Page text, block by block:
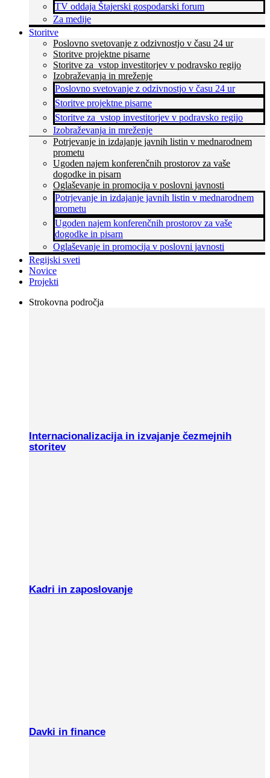
TV oddaja Štajerski gospodarski forum
Za medije
Storitve
Poslovno svetovanje z odzivnostjo v času 24 ur
Storitve projektne pisarne
Storitve za vstop investitorjev v podravsko regijo
Izobraževanja in mreženje
Poslovno svetovanje z odzivnostjo v času 24 ur
Storitve projektne pisarne
Storitve za vstop investitorjev v podravsko regijo
Izobraževanja in mreženje
Potrjevanje in izdajanje javnih listin v mednarodnem
prometu
Ugoden najem konferenčnih prostorov za vaše
dogodke in pisarn
Oglaševanje in promocija v poslovni javnosti
Potrjevanje in izdajanje javnih listin v mednarodnem
prometu
Ugoden najem konferenčnih prostorov za vaše
dogodke in pisarn
Oglaševanje in promocija v poslovni javnosti
Regijski sveti
Novice
Projekti
Strokovna področja
Internacionalizacija in izvajanje čezmejnih
storitev
Kadri in zaposlovanje
Davki in finance